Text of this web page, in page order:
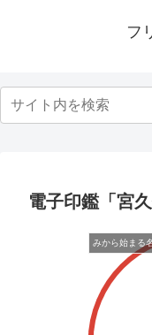
フ
電子印鑑「宮
みから始まる